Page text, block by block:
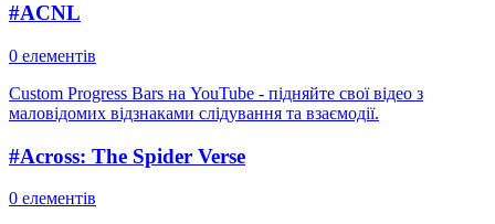
#ACNL
0 елементів
Custom Progress Bars на YouTube - підняйте свої відео з
маловідомих відзнаками слідування та взаємодії.
#Across: The Spider Verse
0 елементів